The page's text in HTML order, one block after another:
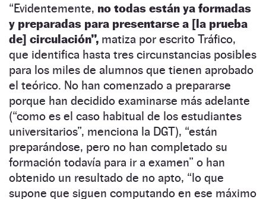
“Evidentemente, no todas están ya formadas
y preparadas para presentarse a [la prueba
de] circulación”, matiza por escrito Tráfico,
que identifica hasta tres circunstancias posibles
para los miles de alumnos que tienen aprobado
el teórico. No han comenzado a prepararse
porque han decidido examinarse más adelante
(“como es el caso habitual de los estudiantes
universitarios”, menciona la DGT), “están
preparándose, pero no han completado su
formación todavía para ir a examen” o han
obtenido un resultado de no apto, “lo que
supone que siguen computando en ese máximo